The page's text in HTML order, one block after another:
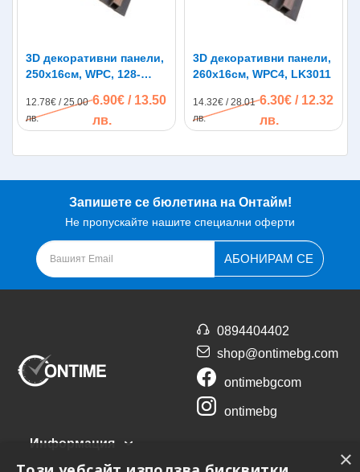
3D декоративни панели,
250х16см, WPC, 128-
12.78€ / 25.00
лв.
6.90€ / 13.50
лв.
3D декоративни панели,
260х16см, WPC4, LK3011
14.32€ / 28.01
лв.
6.30€ / 12.32
лв.
Запишете се бюлетина на Онтайм!
Не пропускайте нашите специални оферти
АБОНИРАМ СЕ
0894404402
shop@ontimebg.com
ontimebgcom
ontimebg
Информация
×